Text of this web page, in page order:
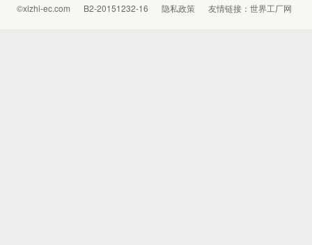
©xizhi-ec.com
B2-20151232-16 隐私政策 友情链接： 世界工厂网